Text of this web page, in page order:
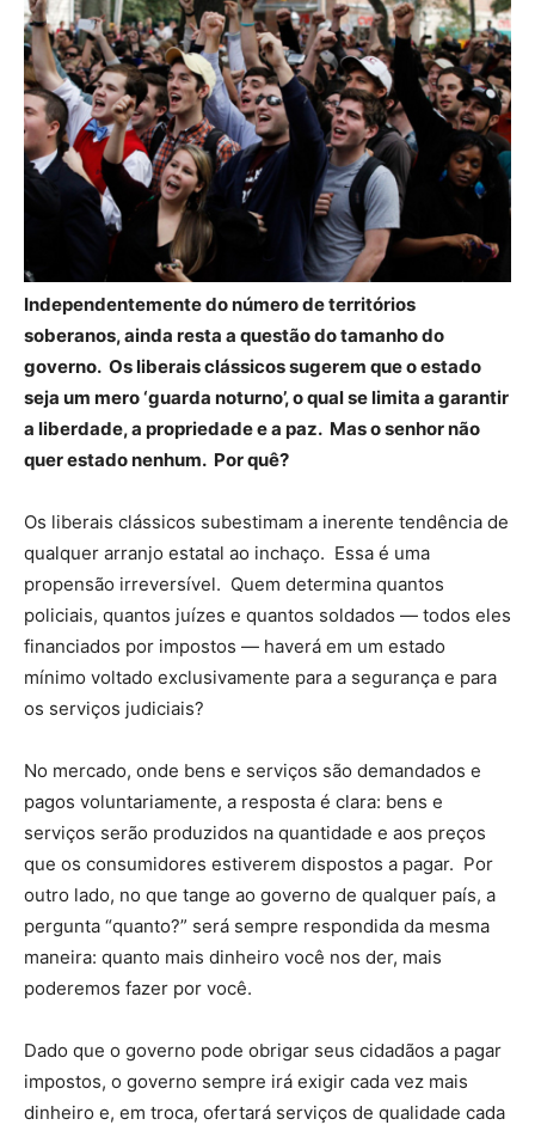
Independentemente do número de territórios
soberanos, ainda resta a questão do tamanho do
governo. Os liberais clássicos sugerem que o estado
seja um mero ‘guarda noturno’, o qual se limita a garantir
a liberdade, a propriedade e a paz. Mas o senhor não
quer estado nenhum. Por quê?
Os liberais clássicos subestimam a inerente tendência de
qualquer arranjo estatal ao inchaço. Essa é uma
propensão irreversível. Quem determina quantos
policiais, quantos juízes e quantos soldados — todos eles
financiados por impostos — haverá em um estado
mínimo voltado exclusivamente para a segurança e para
os serviços judiciais?
No mercado, onde bens e serviços são demandados e
pagos voluntariamente, a resposta é clara: bens e
serviços serão produzidos na quantidade e aos preços
que os consumidores estiverem dispostos a pagar. Por
outro lado, no que tange ao governo de qualquer país, a
pergunta “quanto?” será sempre respondida da mesma
maneira: quanto mais dinheiro você nos der, mais
poderemos fazer por você.
Dado que o governo pode obrigar seus cidadãos a pagar
impostos, o governo sempre irá exigir cada vez mais
dinheiro e, em troca, ofertará serviços de qualidade cada